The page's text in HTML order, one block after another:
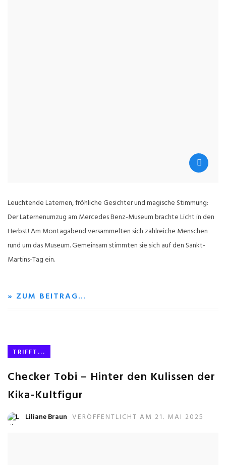
Leuchtende Laternen, fröhliche Gesichter und magische Stimmung:
Der Laternenumzug am Mercedes Benz-Museum brachte Licht in den
Herbst! Am Montagabend versammelten sich zahlreiche Menschen
rund um das Museum. Gemeinsam stimmten sie sich auf den Sankt-
Martins-Tag ein.
» ZUM BEITRAG…
TRIFFT...
Checker Tobi – Hinter den Kulissen der
Kika-Kultfigur
Liliane Braun VERÖFFENTLICHT AM 21. MAI 2025